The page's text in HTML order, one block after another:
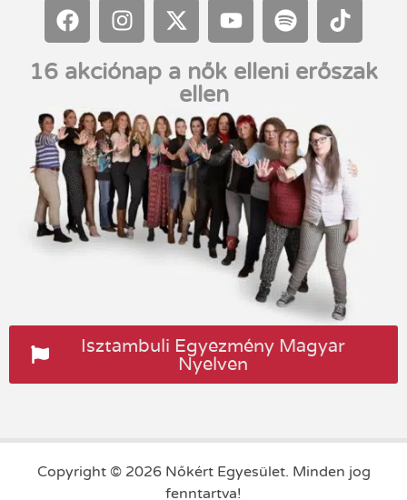
16 akciónap a nők elleni erőszak
ellen
Isztambuli Egyezmény Magyar
Nyelven
Copyright © 2026 Nőkért Egyesület. Minden jog
fenntartva!